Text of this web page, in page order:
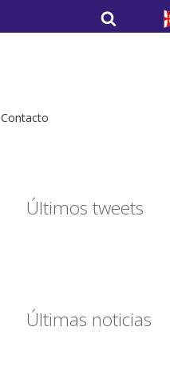
por:
Contacto
Últimos tweets
Últimas noticias